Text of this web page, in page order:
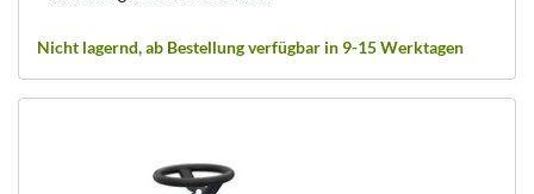
Nicht lagernd, ab Bestellung verfügbar in 9-15 Werktagen